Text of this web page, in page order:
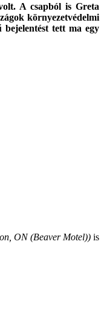
A csapból is Greta
környezetvédelmi
bejelentést tett ma egy
ON (Beaver Motel))is